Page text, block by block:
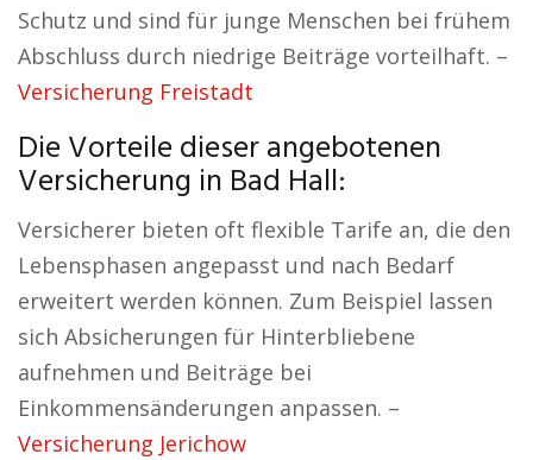
Schutz und sind für junge Menschen bei frühem
Abschluss durch niedrige Beiträge vorteilhaft. –
Versicherung Freistadt
Die Vorteile dieser angebotenen
Versicherung in Bad Hall:
Versicherer bieten oft flexible Tarife an, die den
Lebensphasen angepasst und nach Bedarf
erweitert werden können. Zum Beispiel lassen
sich Absicherungen für Hinterbliebene
aufnehmen und Beiträge bei
Einkommensänderungen anpassen. –
Versicherung Jerichow